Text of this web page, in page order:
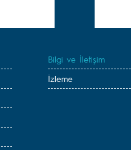
Bilgi ve İletişim
İzleme